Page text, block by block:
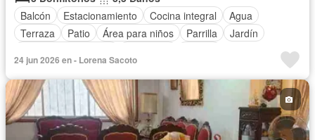
Balcón
Estacionamiento Cocina integral
Agua
Terraza
Patio Área para niños Parrilla
Jardín
Armario empotrado
Bodega
Solo familias
24 jun 2026 en - Lorena Sacoto